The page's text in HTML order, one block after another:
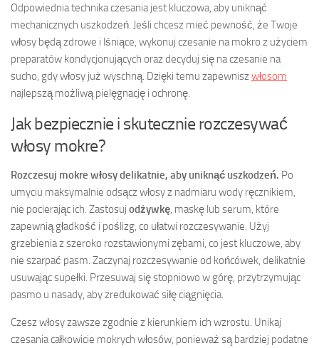
Odpowiednia technika czesania jest kluczowa, aby uniknąć
mechanicznych uszkodzeń. Jeśli chcesz mieć pewność, że Twoje
włosy będą zdrowe i lśniące, wykonuj czesanie na mokro z użyciem
preparatów kondycjonujących oraz decyduj się na czesanie na
sucho, gdy włosy już wyschną. Dzięki temu zapewniszwłosom
najlepszą możliwą pielęgnację i ochronę.
Jak bezpiecznie i skutecznie rozczesywać
włosy mokre?
Rozczesuj mokre włosy delikatnie, aby uniknąć uszkodzeń. Po
umyciu maksymalnie odsącz włosy z nadmiaru wody ręcznikiem,
nie pocierając ich. Zastosuj odżywkę , maskę lub serum, które
zapewnią gładkość i poślizg, co ułatwi rozczesywanie. Użyj
grzebienia z szeroko rozstawionymi zębami, co jest kluczowe, aby
nie szarpać pasm. Zaczynaj rozczesywanie od końcówek, delikatnie
usuwając supełki. Przesuwaj się stopniowo w górę, przytrzymując
pasmo u nasady, aby zredukować siłę ciągnięcia.
Czesz włosy zawsze zgodnie z kierunkiem ich wzrostu. Unikaj
czesania całkowicie mokrych włosów, ponieważ są bardziej podatne